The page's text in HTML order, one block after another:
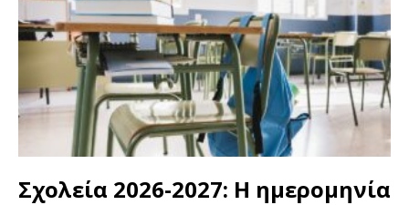
Σχολεία 2026-2027: Η ημερομηνία